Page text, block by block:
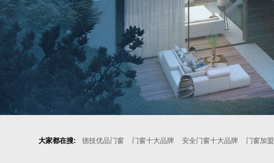
大家都在搜: 德技优品门窗 门窗十大品牌 安全门窗十大品牌 门窗加盟